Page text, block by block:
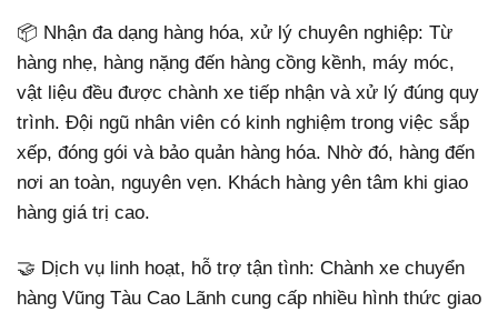
📦 Nhận đa dạng hàng hóa, xử lý chuyên nghiệp: Từ
hàng nhẹ, hàng nặng đến hàng cồng kềnh, máy móc,
vật liệu đều được chành xe tiếp nhận và xử lý đúng quy
trình. Đội ngũ nhân viên có kinh nghiệm trong việc sắp
xếp, đóng gói và bảo quản hàng hóa. Nhờ đó, hàng đến
nơi an toàn, nguyên vẹn. Khách hàng yên tâm khi giao
hàng giá trị cao.
🤝 Dịch vụ linh hoạt, hỗ trợ tận tình: Chành xe chuyển
hàng Vũng Tàu Cao Lãnh cung cấp nhiều hình thức giao